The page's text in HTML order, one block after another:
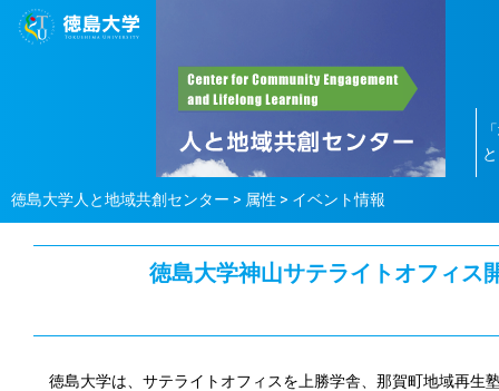
徳島大学人と地域共創センター > 属性 > イベント情報
徳島大学神山サテライトオフィス
徳島大学は、サテライトオフィスを上勝学舎、那賀町地域再